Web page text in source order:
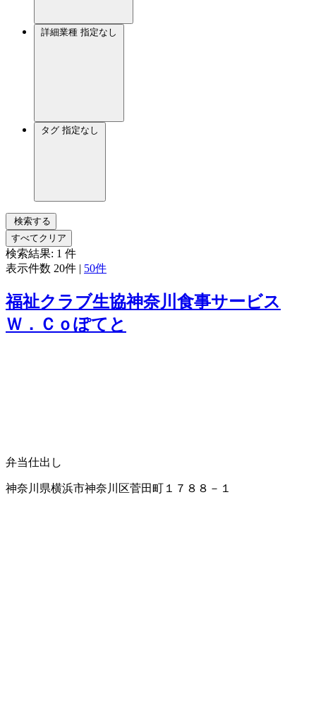
詳細業種 指定なし
タグ 指定なし
検索する
すべてクリア
検索結果: 1 件
表示件数 20件 | 50件
福祉クラブ生協神奈川食事サービス
Ｗ．Ｃｏぽてと
弁当仕出し
神奈川県横浜市神奈川区菅田町１７８８－１